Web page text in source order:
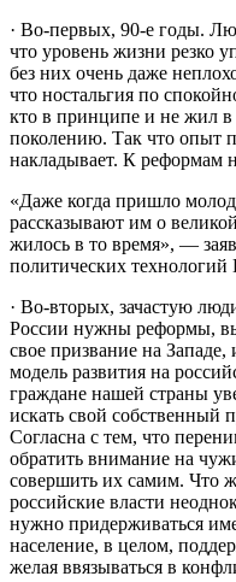
· Во-первых, 90-е годы.
что уровень жизни резко
без них очень даже
что ностальгия по
кто в принципе и не жил
поколению. Так что опыт
накладывает. К реформам
«Даже когда пришло
рассказывают им о
жилось в то время», —
политических
· Во-вторых, зачастую
России нужны реформы,
свое призвание на
модель развития на
граждане нашей страны
искать свой собственный
Согласна с тем, что
обратить внимание на
совершить их самим. Что
российские власти
нужно придерживаться
население, в целом,
желая ввязываться в